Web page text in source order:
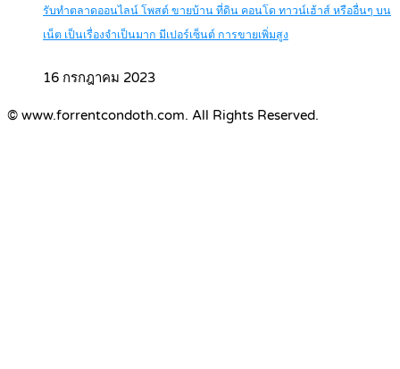
รับทำตลาดออนไลน์ โพสต์ ขายบ้าน ที่ดิน คอนโด ทาวน์เฮ้าส์ หรืออื่นๆ บน
เน็ต เป็นเรื่องจำเป็นมาก มีเปอร์เซ็นต์ การขายเพิ่มสูง
16 กรกฎาคม 2023
© www.forrentcondoth.com. All Rights Reserved.